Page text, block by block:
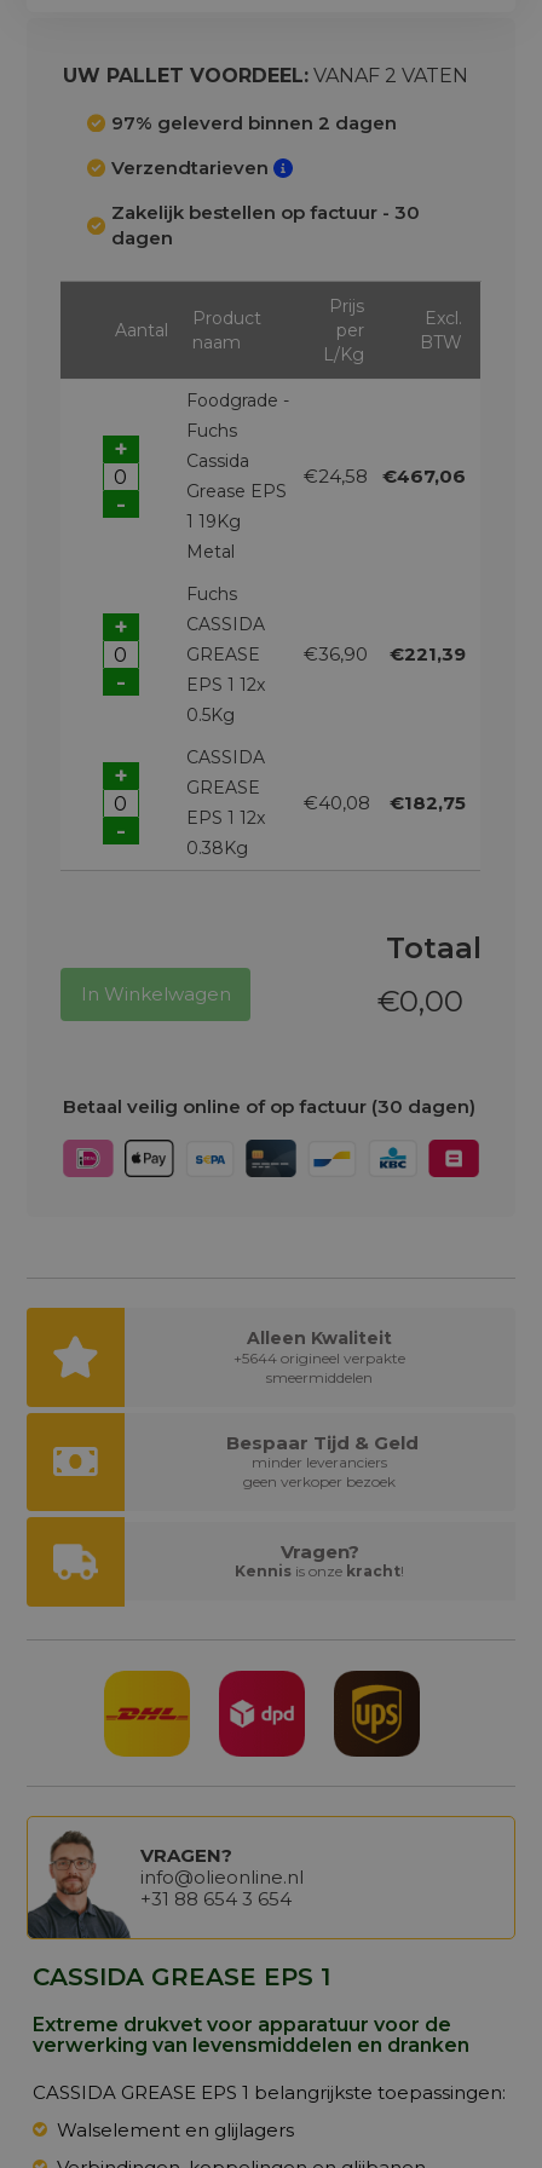
afbeeldingen-
UW PALLET VOORDEEL: VANAF 2 VATEN
97% geleverd binnen 2 dagen
Verzendtarieven
Zakelijk bestellen op factuur - 30
dagen
Aantal
Product
naam
Prijs
per
L/Kg
Excl.
BTW
-
+
Foodgrade -
Fuchs
Cassida
Grease EPS
1 19Kg
Metal
€24,58 €467,06
-
+
Fuchs
CASSIDA
GREASE
EPS 1 12x
0.5Kg
€36,90 €221,39
-
+
CASSIDA
GREASE
EPS 1 12x
0.38Kg
€40,08 €182,75
Totaal
€0,00
In Winkelwagen
Betaal veilig online of op factuur (30 dagen)
Alleen Kwaliteit
+5644 origineel verpakte
smeermiddelen
Bespaar Tijd & Geld
minder leveranciers
geen verkoper bezoek
Vragen?
Kennis is onze kracht!
VRAGEN?
info@olieonline.nl
+31 88 654 3 654
CASSIDA GREASE EPS 1
Extreme drukvet voor apparatuur voor de
verwerking van levensmiddelen en dranken
CASSIDA GREASE EPS 1 belangrijkste toepassingen:
Walselement en glijlagers